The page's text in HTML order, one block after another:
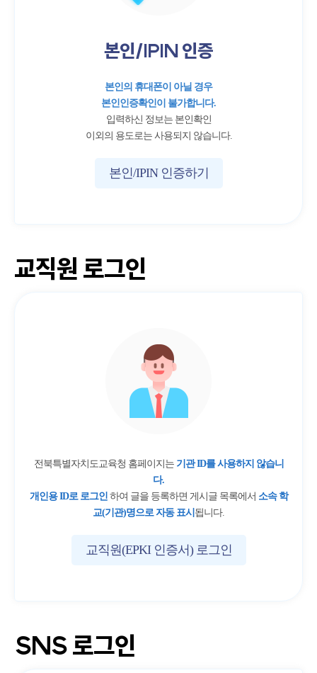
본인/IPIN 인증
본인의 휴대폰이 아닐 경우
본인인증확인이 불가합니다.
입력하신 정보는 본인확인
이외의 용도로는 사용되지 않습니다.
본인/IPIN 인증하기
교직원 로그인
전북특별자치도교육청 홈페이지는 기관 ID를 사용하지 않습니
다.
개인용 ID로 로그인하여 글을 등록하면 게시글 목록에서 소속 학
교(기관)명으로 자동 표시 됩니다.
교직원(EPKI 인증서) 로그인
SNS 로그인